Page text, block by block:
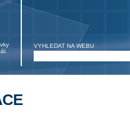
VYHLEDAT NA WEBU